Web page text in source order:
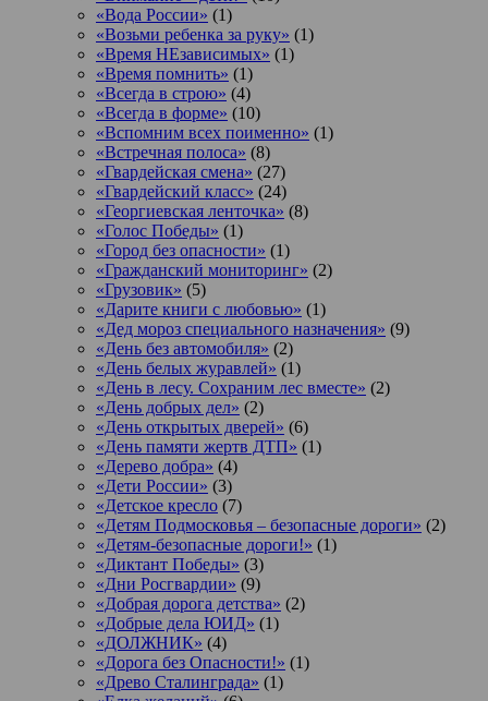
«Вода России» (1)
«Возьми ребенка за руку» (1)
«Время НЕзависимых» (1)
«Время помнить» (1)
«Всегда в строю» (4)
«Всегда в форме» (10)
«Вспомним всех поименно» (1)
«Встречная полоса» (8)
«Гвардейская смена» (27)
«Гвардейский класс» (24)
«Георгиевская ленточка» (8)
«Голос Победы» (1)
«Город без опасности» (1)
«Гражданский мониторинг» (2)
«Грузовик» (5)
«Дарите книги с любовью» (1)
«Дед мороз специального назначения» (9)
«День без автомобиля» (2)
«День белых журавлей» (1)
«День в лесу. Сохраним лес вместе» (2)
«День добрых дел» (2)
«День открытых дверей» (6)
«День памяти жертв ДТП» (1)
«Дерево добра» (4)
«Дети России» (3)
«Детское кресло (7)
«Детям Подмосковья – безопасные дороги» (2)
«Детям-безопасные дороги!» (1)
«Диктант Победы» (3)
«Дни Росгвардии» (9)
«Добрая дорога детства» (2)
«Добрые дела ЮИД» (1)
«ДОЛЖНИК» (4)
«Дорога без Опасности!» (1)
«Древо Сталинграда» (1)